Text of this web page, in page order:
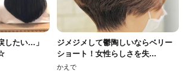
したい…」
ジメジメして鬱陶しいならベリー
ショート！女性らしさを失...
かえで